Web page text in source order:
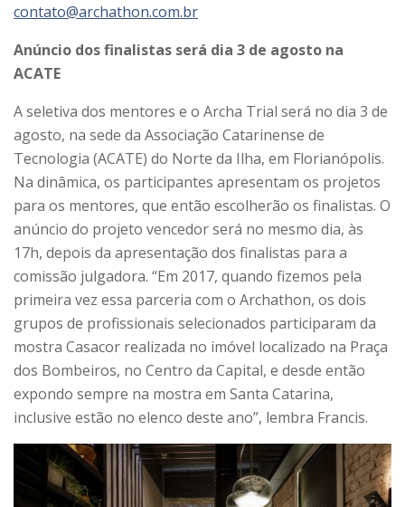
contato@archathon.com.br
Anúncio dos finalistas será dia 3 de agosto na
ACATE
A seletiva dos mentores e o Archa Trial será no dia 3 de
agosto, na sede da Associação Catarinense de
Tecnologia (ACATE) do Norte da Ilha, em Florianópolis.
Na dinâmica, os participantes apresentam os projetos
para os mentores, que então escolherão os finalistas. O
anúncio do projeto vencedor será no mesmo dia, às
17h, depois da apresentação dos finalistas para a
comissão julgadora. “Em 2017, quando fizemos pela
primeira vez essa parceria com o Archathon, os dois
grupos de profissionais selecionados participaram da
mostra Casacor realizada no imóvel localizado na Praça
dos Bombeiros, no Centro da Capital, e desde então
expondo sempre na mostra em Santa Catarina,
inclusive estão no elenco deste ano”, lembra Francis.